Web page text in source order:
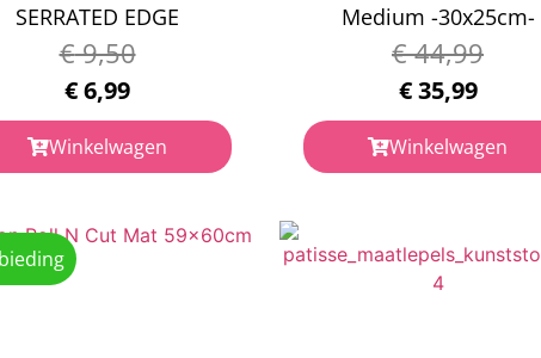
SERRATED EDGE
€9,50
€6,99
Winkelwagen
Medium -30x25cm-
€44,99
€35,99
Winkelwagen